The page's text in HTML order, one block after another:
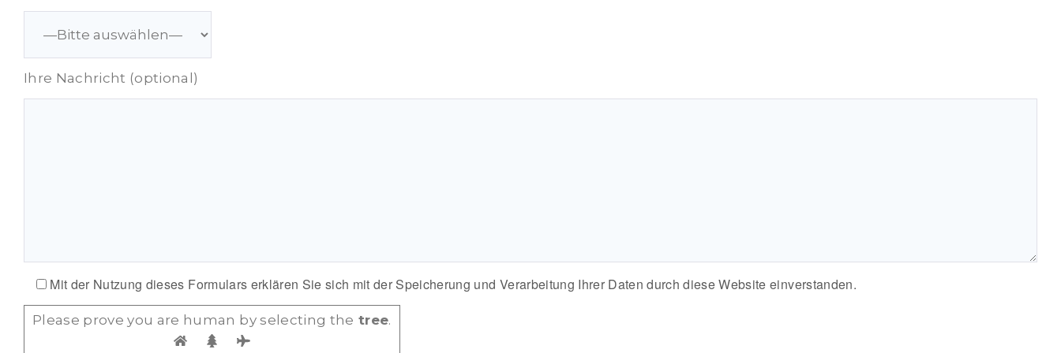
Ihre Nachricht (optional)
Mit der Nutzung dieses Formulars erklären Sie sich mit der Speicherung und Verarbeitung Ihrer Daten durch diese Website einverstanden.
Please prove you are human by selecting the tree.